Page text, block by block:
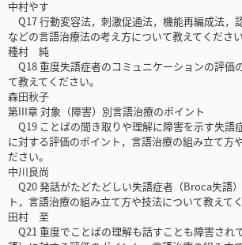
中村やす
Q17 行動変容法，刺激促通法，機能再編成法，
などの言語治療法の考え方について教えてください
種村 純
Q18 重度失語症者のコミュニケーションの評価
て教えてください。
森田秋子
第III章 対象（障害）別言語治療のポイント
Q19 ことばの聞き取りや理解に障害を示す失語
に対する評価のポイント，言語治療の組み立て方
ださい。
中川良尚
Q20 発話がたどたどしい失語症者（Broca失語
ト，言語治療の組み立て方や技法について教えてく
田村 至
Q21 重度でことばの理解も話すことも障害され